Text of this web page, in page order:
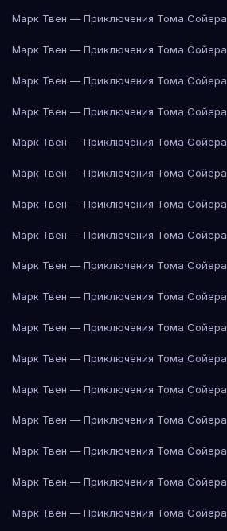
Марк Твен — Приключения Тома Сойера
Марк Твен — Приключения Тома Сойера
Марк Твен — Приключения Тома Сойера
Марк Твен — Приключения Тома Сойера
Марк Твен — Приключения Тома Сойера
Марк Твен — Приключения Тома Сойера
Марк Твен — Приключения Тома Сойера
Марк Твен — Приключения Тома Сойера
Марк Твен — Приключения Тома Сойера
Марк Твен — Приключения Тома Сойера
Марк Твен — Приключения Тома Сойера
Марк Твен — Приключения Тома Сойера
Марк Твен — Приключения Тома Сойера
Марк Твен — Приключения Тома Сойера
Марк Твен — Приключения Тома Сойера
Марк Твен — Приключения Тома Сойера
Марк Твен — Приключения Тома Сойера